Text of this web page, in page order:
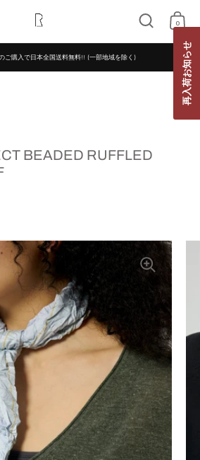
0
ご購入で日本全国送料無料!! (一部地域を除く)
BEADED RUFFLED
再入荷お知らせ